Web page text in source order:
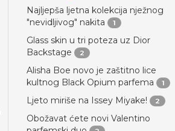
Najljepša ljetna kolekcija nježnog
"nevidljivog" nakita
1
Glass skin u tri poteza uz Dior
Backstage
2
Alisha Boe novo je zaštitno lice
kultnog Black Opium parfema
1
Ljeto miriše na Issey Miyake! 2
Obožavat ćete novi Valentino